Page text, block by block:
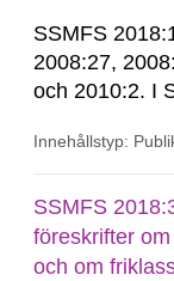
SSMFS
2008:27,
och 2010:2. I
SSMFS
Innehållstyp:
SSMFS
föreskrifter
och om